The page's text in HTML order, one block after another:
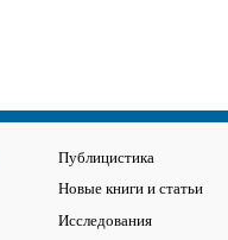
Публицистика
Новые книги и статьи
Исследования